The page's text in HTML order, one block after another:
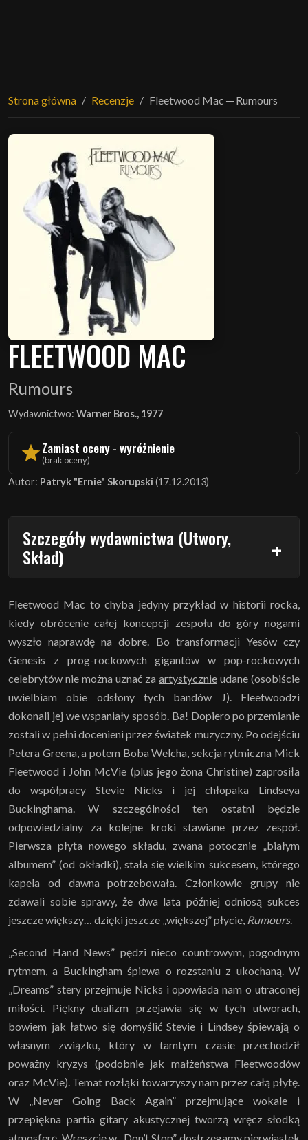
Strona główna Recenzje Fleetwood Mac ─ Rumours
FLEETWOOD MAC
Rumours
Wydawnictwo: Warner Bros., 1977
Zamiast oceny - wyróżnienie
(brak oceny)
Autor: Patryk "Ernie" Skorupski (17.12.2013)
Szczegóły wydawnictwa (Utwory,
Skład)
Fleetwood Mac to chyba jedyny przykład w historii rocka,
kiedy obrócenie całej koncepcji zespołu do góry nogami
wyszło naprawdę na dobre. Bo transformacji Yesów czy
Genesis z prog-rockowych gigantów w pop-rockowych
celebrytów nie można uznać za artystycznie udane (osobiście
uwielbiam obie odsłony tych bandów J). Fleetwoodzi
dokonali jej we wspaniały sposób. Ba! Dopiero po przemianie
zostali w pełni docenieni przez światek muzyczny. Po odejściu
Petera Greena, a potem Boba Welcha, sekcja rytmiczna Mick
Fleetwood i John McVie (plus jego żona Christine) zaprosiła
do współpracy Stevie Nicks i jej chłopaka Lindseya
Buckinghama. W szczególności ten ostatni będzie
odpowiedzialny za kolejne kroki stawiane przez zespół.
Pierwsza płyta nowego składu, zwana potocznie „białym
albumem” (od okładki), stała się wielkim sukcesem, którego
kapela od dawna potrzebowała. Członkowie grupy nie
zdawali sobie sprawy, że dwa lata później odniosą sukces
jeszcze większy… dzięki jeszcze „większej” płycie, Rumours.
„Second Hand News” pędzi nieco countrowym, pogodnym
rytmem, a Buckingham śpiewa o rozstaniu z ukochaną. W
„Dreams” stery przejmuje Nicks i opowiada nam o utraconej
miłości. Piękny dualizm przejawia się w tych utworach,
bowiem jak łatwo się domyślić Stevie i Lindsey śpiewają o
własnym związku, który w tamtym czasie przechodził
poważny kryzys (podobnie jak małżeństwa Fleetwoodów
oraz McVie). Temat rozłąki towarzyszy nam przez całą płytę.
W „Never Going Back Again” przejmujące wokale i
przepiękna partia gitary akustycznej tworzą wręcz słodką